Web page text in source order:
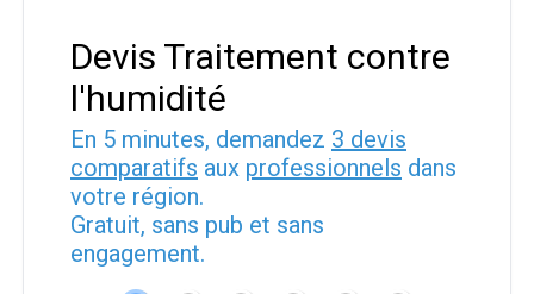
Devis Traitement contre
l'humidité
En 5 minutes, demandez 3 devis
comparatifs aux professionnels dans
votre région.
Gratuit, sans pub et sans
engagement.